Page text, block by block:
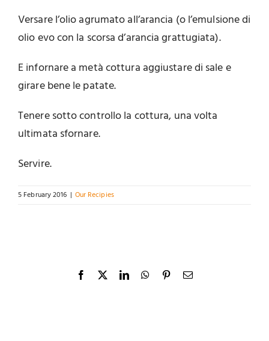
Versare l’olio agrumato all’arancia (o l’emulsione di
olio evo con la scorsa d’arancia grattugiata).
E infornare a metà cottura aggiustare di sale e
girare bene le patate.
Tenere sotto controllo la cottura, una volta
ultimata sfornare.
Servire.
5 February 2016 | Our Recipies
Facebook
X LinkedInWhatsApp
PinterestEmail